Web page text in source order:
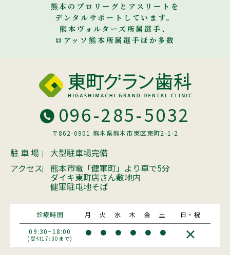
熊本のプロリーグとアスリートを
デンタルサポートしています。
熊本ヴォルターズ所属選手、
ロアッソ熊本所属選手ほか多数
096-285-5032
〒862-0901 熊本県熊本市東区東町2-1-2
駐 車 場
大型駐車場完備
アクセス
熊本市電「健軍町」より車で5分
ダイキ東町店さん敷地内
健軍駐屯地そば
診療時間 月 火 水 木 金 土
日・祝
09:30~18:00
(受付17:30まで)
● ● ● ● ● ● ×